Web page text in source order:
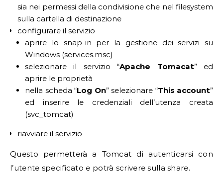
sia nei permessi della condivisione che nel filesystem
sulla cartella di destinazione
configurare il servizio
aprire lo snap-in per la gestione dei servizi su
Windows (services.msc)
selezionare il servizio “Apache Tomacat” ed
aprire le proprietà
nella scheda “Log On” selezionare “This account”
ed inserire le credenziali dell’utenza creata
(svc_tomcat)
riavviare il servizio
Questo permetterà a Tomcat di autenticarsi con
l’utente specificato e potrà scrivere sulla share.